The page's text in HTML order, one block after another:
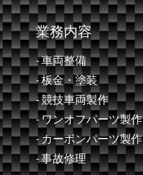
業務内容
- 車両整備
- ​板金・塗装
- 競技車両製作
- ワンオフパーツ製作
- カーボンパーツ製作
- 事故修理